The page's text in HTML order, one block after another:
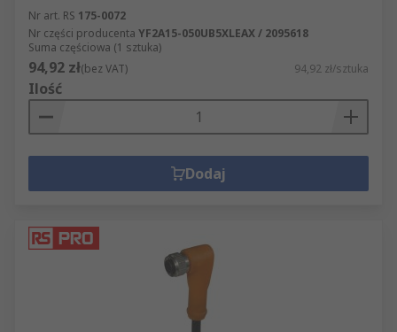
Nr art. RS 175-0072
Nr części producenta YF2A15-050UB5XLEAX / 2095618
Suma częściowa (1 sztuka)
94,92 zł(bez VAT) 94,92 zł/sztuka
Ilość
Dodaj